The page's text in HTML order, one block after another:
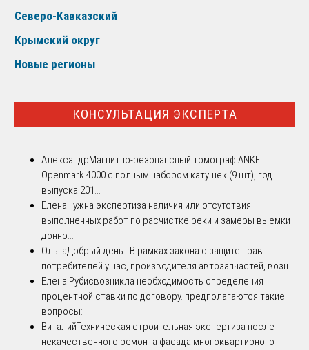
Северо-Кавказский
Крымский округ
Новые регионы
КОНСУЛЬТАЦИЯ ЭКСПЕРТА
АлександрМагнитно-резонансный томограф ANKE
Openmark 4000 с полным набором катушек (9 шт), год
выпуска 201...
ЕленаНужна экспертиза наличия или отсутствия
выполненных работ по расчистке реки и замеры выемки
донно...
ОльгаДобрый день. В рамках закона о защите прав
потребителей у нас, производителя автозапчастей, возн...
Елена Рубисвозникла необходимость определения
процентной ставки по договору. предполагаются такие
вопросы: ...
ВиталийТехническая строительная экспертиза после
некачественного ремонта фасада многоквартирного